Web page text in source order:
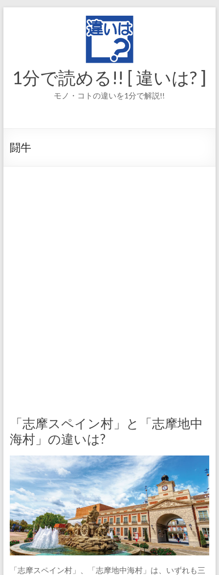
1分で読める!! [ 違いは? ]
モノ・コトの違いを1分で解説!!
闘牛
「志摩スペイン村」と「志摩地中
海村」の違いは?
「志摩スペイン村」、「志摩地中海村」は、いずれも三